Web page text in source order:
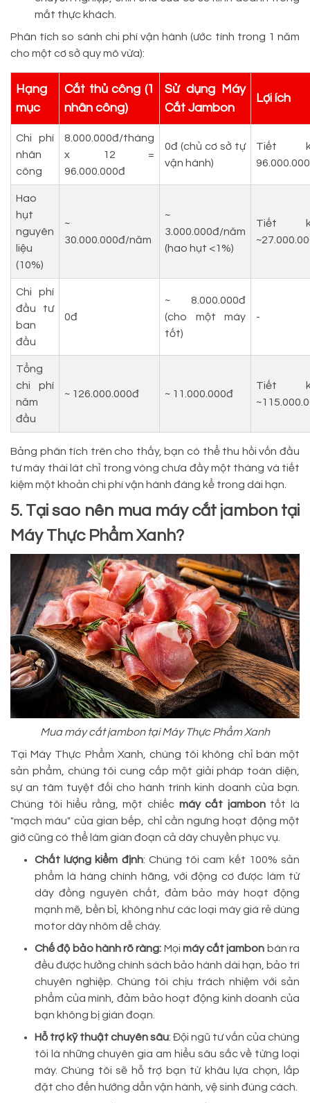
mắt thực khách.
Phân tích so sánh chi phí vận hành (ước tính trong 1 năm
cho một cơ sở quy mô vừa):
Hạng
mục
Cắt thủ công (1
nhân công)
Sử dụng Máy
Cắt Jambon
Lợi ích
Chi phí
nhân
công
8.000.000đ/tháng
x 12 =
96.000.000đ
0đ (chủ cơ sở tự
vận hành)
Tiết
Hao
hụt
nguyên
liệu
(10%)
~
30.000.000đ/năm
~
3.000.000đ/năm
(hao hụt <1%)
Tiết
Chi phí
đầu tư
ban
đầu
0đ
~ 8.000.000đ
(cho một máy
tốt)
-
Tổng
chi phí
năm
đầu
~ 126.000.000đ ~ 11.000.000đ
Tiết
Bảng phân tích trên cho thấy, bạn có thể thu hồi vốn đầu
tư máy thái lát chỉ trong vòng chưa đầy một tháng và tiết
kiệm một khoản chi phí vận hành đáng kể trong dài hạn.
5. Tại sao nên mua máy cắt jambon tại
Máy Thực Phẩm Xanh?
Mua máy cắt jambon tại Máy Thực Phẩm Xanh
Tại Máy Thực Phẩm Xanh, chúng tôi không chỉ bán một
sản phẩm, chúng tôi cung cấp một giải pháp toàn diện,
sự an tâm tuyệt đối cho hành trình kinh doanh của bạn.
Chúng tôi hiểu rằng, một chiếc máy cắt jambontốt là
"mạch máu" của gian bếp, chỉ cần ngưng hoạt động một
giờ cũng có thể làm gián đoạn cả dây chuyền phục vụ.
Chất lượng kiểm định: Chúng tôi cam kết 100% sản
phẩm là hàng chính hãng, với động cơ được làm từ
dây đồng nguyên chất, đảm bảo máy hoạt động
mạnh mẽ, bền bỉ, không như các loại máy giá rẻ dùng
motor dây nhôm dễ cháy.
Chế độ bảo hành rõ ràng: Mọi máy cắt jambon bán ra
đều được hưởng chính sách bảo hành dài hạn, bảo trì
chuyên nghiệp. Chúng tôi chịu trách nhiệm với sản
phẩm của mình, đảm bảo hoạt động kinh doanh của
bạn không bị gián đoạn.
Hỗ trợ kỹ thuật chuyên sâu: Đội ngũ tư vấn của chúng
tôi là những chuyên gia am hiểu sâu sắc về từng loại
máy. Chúng tôi sẽ hỗ trợ bạn từ khâu lựa chọn, lắp
đặt cho đến hướng dẫn vận hành, vệ sinh đúng cách.